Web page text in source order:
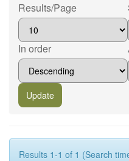
Results/Page
In order
Results 1-1 of 1 (Search